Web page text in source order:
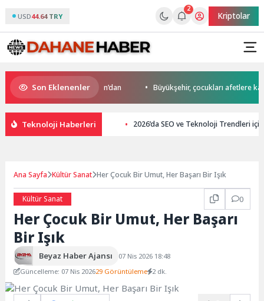
USD44.64 TRY
2
Kriptolar
Son Eklenenler
start Başkan Büyükakın’dan Büyükşehir, çocukları afetlere
Teknoloji Haberleri 2026’da SEO ve Teknoloji Trendleri
Ana Sayfa Kültür Sanat Her Çocuk Bir Umut, Her Başarı Bir Işık
Kültür Sanat 0
Her Çocuk Bir Umut, Her Başarı
Bir Işık
Beyaz Haber Ajansı
07 Nis 2026 18:48
Güncelleme: 07 Nis 202629 Görüntüleme 2 dk.